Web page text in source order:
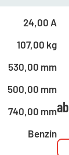
24,00 A
107,00 kg
530,00 mm
500,00 mm
740,00 mm
Benzin
ab 4 Tagen
ab 10 Tagen
ab